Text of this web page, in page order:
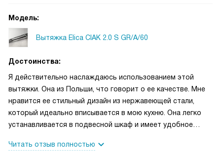
Модель:
Вытяжка Elica CIAK 2.0 S GR/A/60
Достоинства:
Я действительно наслаждаюсь использованием этой
вытяжки. Она из Польши, что говорит о ее качестве. Мне
нравится ее стильный дизайн из нержавеющей стали,
который идеально вписывается в мою кухню. Она легко
устанавливается в подвесной шкаф и имеет удобное
интенсивному режиму, она отлично справляется с любыми
Читать отзыв полностью